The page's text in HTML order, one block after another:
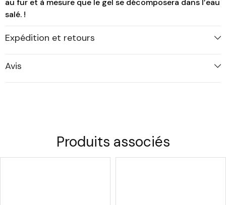
au fur et à mesure que le gel se décomposera dans l’eau
salé. !
Expédition et retours
Avis
Produits associés